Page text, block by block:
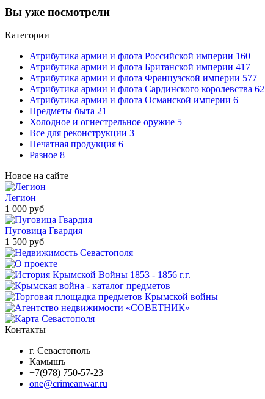
Вы уже посмотрели
Категории
Атрибутика армии и флота Российской империи 160
Атрибутика армии и флота Британской империи 417
Атрибутика армии и флота Французской империи 577
Атрибутика армии и флота Сардинского королевства 62
Атрибутика армии и флота Османской империи 6
Предметы быта 21
Холодное и огнестрельное оружие 5
Все для реконструкции 3
Печатная продукция 6
Разное 8
Новое на сайте
Легион
1 000 руб
Пуговица Гвардия
1 500 руб
Контакты
г. Севастополь
Камышъ
+7(978) 750-57-23
one@crimeanwar.ru